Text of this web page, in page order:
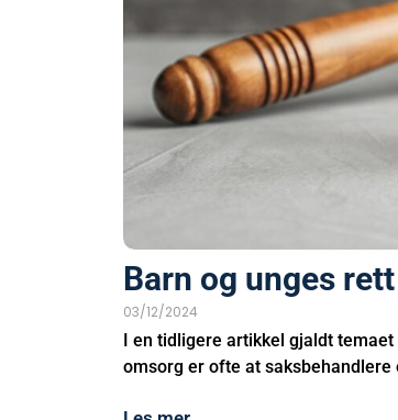
Barn og unges
03/12/2024
I en tidligere artikkel gjaldt
omsorg er ofte at